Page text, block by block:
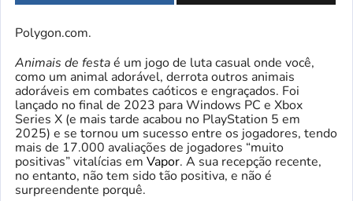
Polygon.com.
Animais de festaé um jogo de luta casual onde você,
como um animal adorável, derrota outros animais
adoráveis ​​em combates caóticos e engraçados. Foi
lançado no final de 2023 para Windows PC e Xbox
Series X (e mais tarde acabou no PlayStation 5 em
2025) e se tornou um sucesso entre os jogadores, tendo
mais de 17.000 avaliações de jogadores “muito
positivas” vitalícias em Vapor. A sua recepção recente,
no entanto, não tem sido tão positiva, e não é
surpreendente porquê.